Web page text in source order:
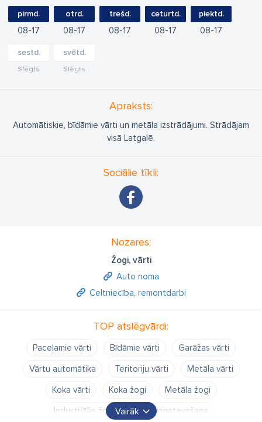
pirmd.
08 17
otrd.
08 17
trešd.
08 17
ceturtd.
08 17
piektd.
08 17
sestd.
Slēgts
svētd.
Slēgts
Apraksts:
Automātiskie, bīdāmie vārti un metāla izstrādājumi. Strādājam
visā Latgalē.
Sociālie tīkli:
Nozares:
Žogi, vārti
Auto noma
Celtniecība, remontdarbi
TOP atslēgvārdi:
Paceļamie vārti Bīdāmie vārti
Garāžas vārti
Vārtu automātika
Teritoriju vārti
Metāla vārti
Koka vārti
Koka žogi
Metāla žogi
Industriālie žogi
Vārtu izgatavošana
Vairāk